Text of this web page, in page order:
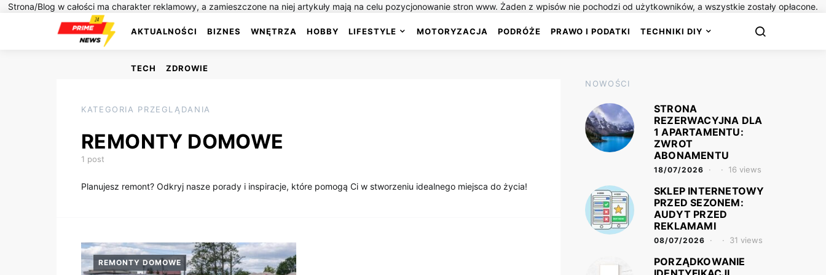
Strona/Blog w całości ma charakter reklamowy, a zamieszczone na niej artykuły mają na celu pozycjonowanie stron www. Żaden z wpisów nie pochodzi od użytkowników, a wszystkie zostały opłacone.
AKTUALNOŚCI BIZNES WNĘTRZA HOBBY LIFESTYLE MOTORYZACJA PODRÓŻE PRAWO I PODATKI TECHNIKI DIY
TECH ZDROWIE
KATEGORIA PRZEGLĄDANIA
REMONTY DOMOWE
1 post
Planujesz remont? Odkryj nasze porady i inspiracje, które pomogą Ci w stworzeniu idealnego miejsca do życia!
REMONTY DOMOWE
NOWOŚCI
STRONA
REZERWACYJNA DLA
1 APARTAMENTU:
ZWROT
ABONAMENTU
18/07/2026 16 views
SKLEP INTERNETOWY
PRZED SEZONEM:
AUDYT PRZED
REKLAMAMI
08/07/2026 31 views
PORZĄDKOWANIE